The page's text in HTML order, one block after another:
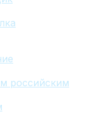
российским